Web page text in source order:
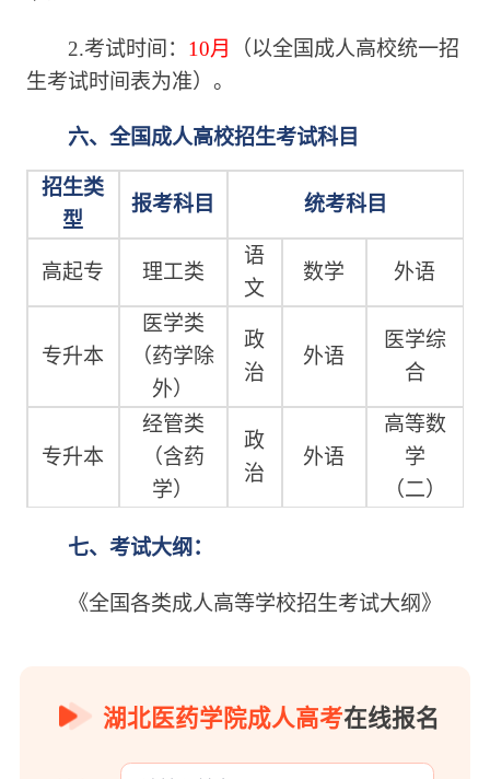
2.考试时间： 10月
（以全国成人高校统一招
生考试时间表为准）。
六、全国成人高校招生考试科目
招生类
型
报考科目 统考科目
高起专 理工类
语
文
数学 外语
专升本
医学类
（药学除
外）
政
治
外语
医学综
合
专升本
经管类
（含药
学）
政
治
外语
高等数
学
（二）
七、考试大纲：
《全国各类成人高等学校招生考试大纲》
湖北医药学院成人高考在线报名